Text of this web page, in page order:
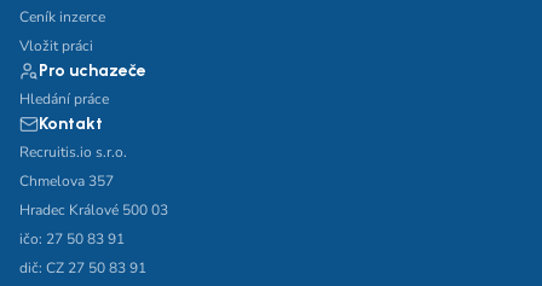
Ceník inzerce
Vložit práci
Pro uchazeče
Hledání práce
Kontakt
Recruitis.io s.r.o.
Chmelova 357
Hradec Králové 500 03
ičo: 27 50 83 91
dič: CZ 27 50 83 91